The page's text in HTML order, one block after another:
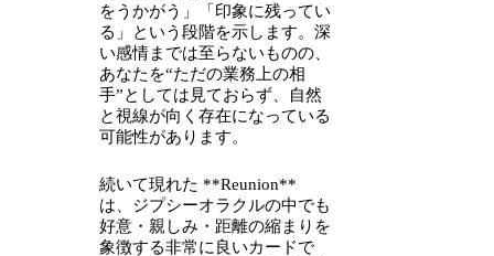
をうかがう」「印象に残ってい
る」という段階を示します。深
い感情までは至らないものの、
あなたを“ただの業務上の相
手”としては見ておらず、自然
と視線が向く存在になっている
可能性があります。
続いて現れた **Reunion**
は、ジプシーオラクルの中でも
好意・親しみ・距離の縮まりを
象徴する非常に良いカードで